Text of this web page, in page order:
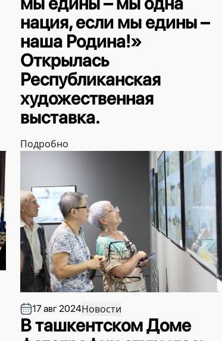
нация, если мы едины –
наша Родина!»
Открылась
Республиканская
художественная
выставка.
Подробно
17 авг 2024Новости
В ташкентском Доме